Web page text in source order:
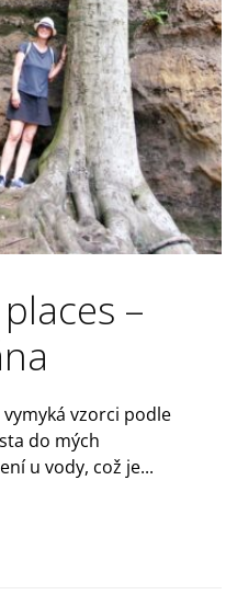
–
vymyká vzorci podle
do mých
u vody, což je...